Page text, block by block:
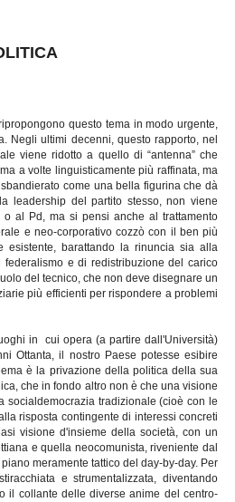
questo tema in modo urgente,
Negli ultimi decenni, questo rapporto, nel
viene ridotto a quello di “antenna” che
a volte linguisticamente più raffinata, ma
come una bella figurina che dà
leadership del partito stesso, non viene
al Pd, ma si pensi anche al trattamento
e neo-corporativo cozzò con il ben più
esistente, barattando la rinuncia sia alla
e di redistribuzione del carico
del tecnico, che non deve disegnare un
più efficienti per rispondere a problemi
in
cui opera (a partire dall'Università)
Ottanta, il nostro Paese potesse esibire
è la privazione della politica della sua
che in fondo altro non è che una visione
tradizionale (cioè con le
risposta contingente di interessi concreti
visione d'insieme della società, con un
e quella neocomunista, riveniente dal
meramente tattico del day-by-day. Per
e strumentalizzata, diventando
il collante delle diverse anime del centro-